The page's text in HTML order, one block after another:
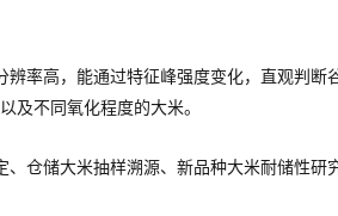
辨率高，能通过特征峰强度变化，直观判
及不同氧化程度的大米。
、仓储大米抽样溯源、新品种大米耐储性研